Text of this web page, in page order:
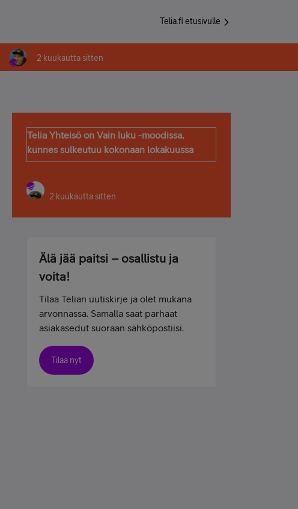
Telia.fi etusivulle
2 kuukautta sitten
Telia Yhteisö on Vain luku -moodissa,
kunnes sulkeutuu kokonaan lokakuussa
2 kuukautta sitten
Älä jää paitsi – osallistu ja
voita!
Tilaa Telian uutiskirje ja olet mukana
arvonnassa. Samalla saat parhaat
asiakasedut suoraan sähköpostiisi.
Tilaa nyt